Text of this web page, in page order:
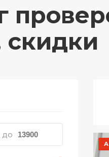
техника
скидки
до